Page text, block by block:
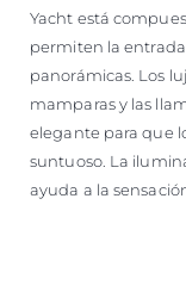
Yacht está
permiten la
panorámicas. Los
mamparas y las
elegante para que
suntuoso. La
ayuda a la